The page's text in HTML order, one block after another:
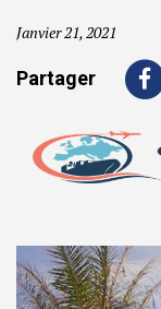
Janvier 21, 2021
Partager